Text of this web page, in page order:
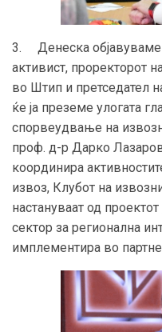
3. Денеска
активист, проректорот
во Штип и претседател
ќе ја преземе улогата
спорвеудвање на
проф. д-р Дарко
координира
извоз, Клубот на
настануваат од
сектор за регионална
имплементира во